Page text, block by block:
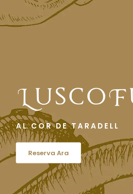
EL CAVIAR CATALÀ
Reserva Ara